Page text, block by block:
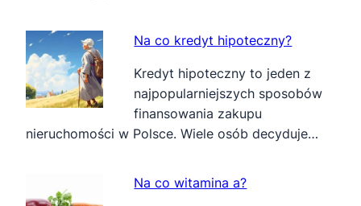
Na co kredyt hipoteczny?
Kredyt hipoteczny to jeden z
najpopularniejszych sposobów
finansowania zakupu
nieruchomości w Polsce. Wiele osób decyduje…
Na co witamina a?